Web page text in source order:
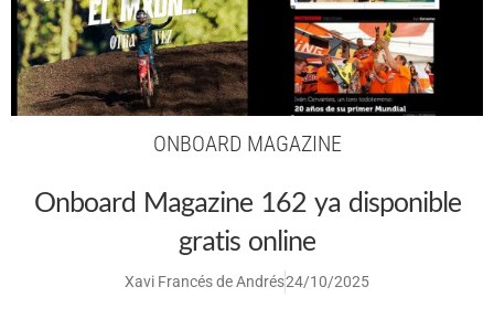
ONBOARD MAGAZINE
Onboard Magazine 162 ya disponible
gratis online
Xavi Francés de Andrés24/10/2025